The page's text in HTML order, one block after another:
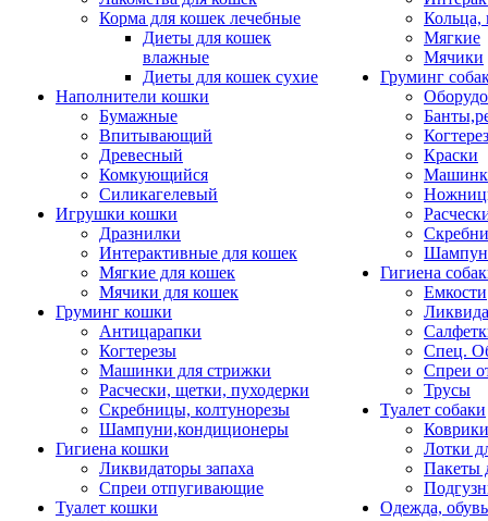
Корма для кошек лечебные
Диеты для кошек
влажные
Диеты для кошек сухие
Наполнители кошки
Бумажные
Впитывающий
Древесный
Комкующийся
Силикагелевый
Игрушки кошки
Дразнилки
Интерактивные для кошек
Мягкие для кошек
Мячики для кошек
Груминг кошки
Антицарапки
Когтерезы
Машинки для стрижки
Расчески, щетки, пуходерки
Скребницы, колтунорезы
Шампуни,кондиционеры
Гигиена кошки
Ликвидаторы запаха
Спреи отпугивающие
Туалет кошки
Кольца,
Мягкие
Мячики
Груминг
Краски
Гигиена
Емкости
Спец.
Спреи
Трусы
Туалет собаки
Коврики
Лотки
Пакеты
Одежда, обувь